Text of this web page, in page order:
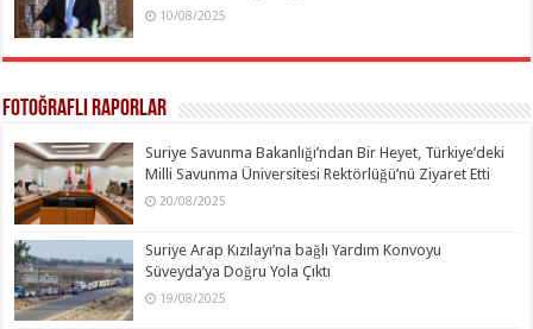
10/08/2025
Fotoğraflı Raporlar
Suriye Savunma Bakanlığı’ndan Bir Heyet, Türkiye’deki
Milli Savunma Üniversitesi Rektörlüğü’nü Ziyaret Etti
20/08/2025
Suriye Arap Kızılayı’na bağlı Yardım Konvoyu
Süveyda’ya Doğru Yola Çıktı
19/08/2025